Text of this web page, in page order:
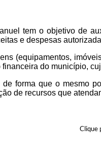
tem o objetivo de
e despesas
(equipamentos,
do município,
forma que o mesmo
de recursos que
Clique